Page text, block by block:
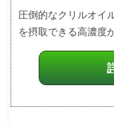
圧倒的なクリルオイ
を摂取できる高濃度